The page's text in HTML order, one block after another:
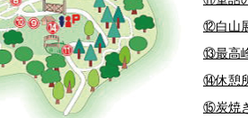
⑫白山
⑬最高
⑭休憩
⑮炭焼